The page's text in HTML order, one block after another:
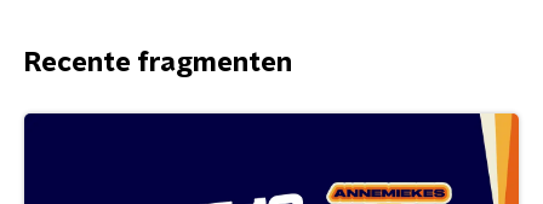
Recente fragmenten